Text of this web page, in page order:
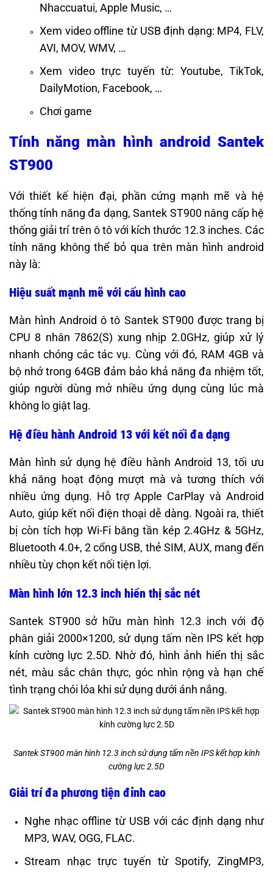
Nhaccuatui, Apple Music, …
Xem video offline từ USB định dạng: MP4, FLV,
AVI, MOV, WMV, …
Xem video trực tuyến từ: Youtube, TikTok,
DailyMotion, Facebook, …
Chơi game
Tính năng màn hình android Santek
ST900
Với thiết kế hiện đại, phần cứng mạnh mẽ và hệ
thống tính năng đa dạng, Santek ST900 nâng cấp hệ
thống giải trí trên ô tô với kích thước 12.3 inches. Các
tính năng không thể bỏ qua trên màn hình android
này là:
Hiệu suất mạnh mẽ với cấu hình cao
Màn hình Android ô tô Santek ST900 được trang bị
CPU 8 nhân 7862(S) xung nhịp 2.0GHz, giúp xử lý
nhanh chóng các tác vụ. Cùng với đó, RAM 4GB và
bộ nhớ trong 64GB đảm bảo khả năng đa nhiệm tốt,
giúp người dùng mở nhiều ứng dụng cùng lúc mà
không lo giật lag.
Hệ điều hành Android 13 với kết nối đa dạng
Màn hình sử dụng hệ điều hành Android 13, tối ưu
khả năng hoạt động mượt mà và tương thích với
nhiều ứng dụng. Hỗ trợ Apple CarPlay và Android
Auto, giúp kết nối điện thoại dễ dàng. Ngoài ra, thiết
bị còn tích hợp Wi-Fi băng tần kép 2.4GHz & 5GHz,
Bluetooth 4.0+, 2 cổng USB, thẻ SIM, AUX, mang đến
nhiều tùy chọn kết nối tiện lợi.
Màn hình lớn 12.3 inch hiển thị sắc nét
Santek ST900 sở hữu màn hình 12.3 inch với độ
phân giải 2000×1200, sử dụng tấm nền IPS kết hợp
kính cường lực 2.5D. Nhờ đó, hình ảnh hiển thị sắc
nét, màu sắc chân thực, góc nhìn rộng và hạn chế
tình trạng chói lóa khi sử dụng dưới ánh nắng.
Santek ST900 màn hình 12.3 inch sử dụng tấm nền IPS kết hợp kính
cường lực 2.5D
Giải trí đa phương tiện đỉnh cao
Nghe nhạc offline từ USB với các định dạng như
MP3, WAV, OGG, FLAC.
Stream nhạc trực tuyến từ Spotify, ZingMP3,